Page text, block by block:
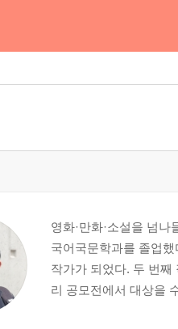
영화·만화·소설을 넘
국어국문학과를 졸업
작가가 되었다. 두 번
리 공모전에서 대상을